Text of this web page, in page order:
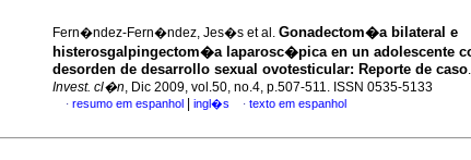
Fern�ndez-Fern�ndez, Jes�s et al. Gonadectom�a bilateral e
histerosgalpingectom�a laparosc�pica en un adolescente
desorden de desarrollo sexual ovotesticular: Reporte de caso.
Invest. cl�n, Dic 2009, vol.50, no.4, p.507-511. ISSN 0535-5133
· resumo em espanhol ingl�s · texto em espanhol